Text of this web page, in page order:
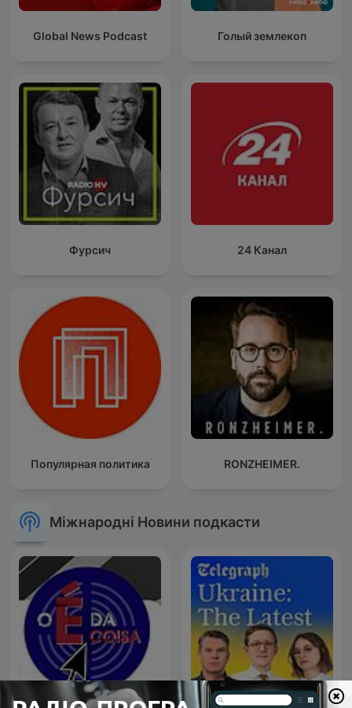
Global News Podcast Голый землекоп
Фурсич 24 Канал
Популярная политика RONZHEIMER.
Міжнародні Новини подкасти